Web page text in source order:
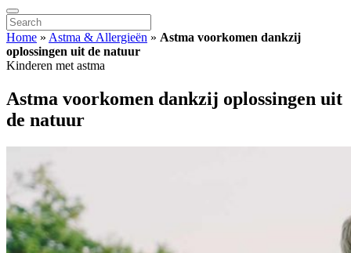
Home » Astma & Allergieën » Astma voorkomen dankzij
oplossingen uit de natuur
Kinderen met astma
Astma voorkomen dankzij oplossingen uit
de natuur